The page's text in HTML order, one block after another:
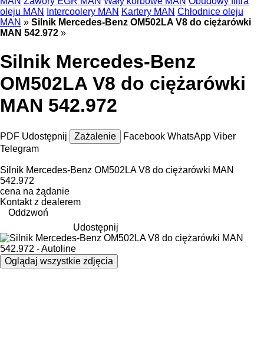
oleju MAN
Intercoolery MAN Kartery MAN Chłodnice oleju
MAN » Silnik Mercedes-Benz OM502LA V8 do ciężarówki
MAN 542.972 »
Silnik Mercedes-Benz
OM502LA V8 do ciężarówki
MAN 542.972
PDF Udostępnij Zażalenie Facebook WhatsApp Viber
Telegram
Silnik Mercedes-Benz OM502LA V8 do ciężarówki MAN
542.972
cena na żądanie
Kontakt z dealerem
Oddzwoń
Udostępnij
Oglądaj wszystkie zdjęcia